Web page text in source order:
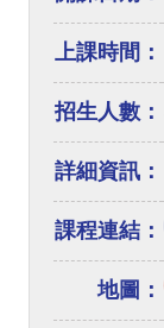
上課時間：
招生人數：
詳細資訊：
課程連結：
地圖：